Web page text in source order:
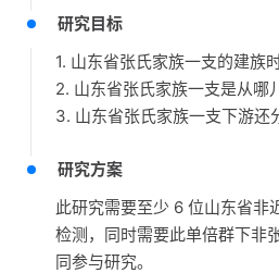
研究目标
1. 山东省张氏家族一支的建族
2. 山东省张氏家族一支是从哪
3. 山东省张氏家族一支下游还
研究方案
此研究需要至少 6 位山东省非
检测，同时需要此单倍群下非
同参与研究。